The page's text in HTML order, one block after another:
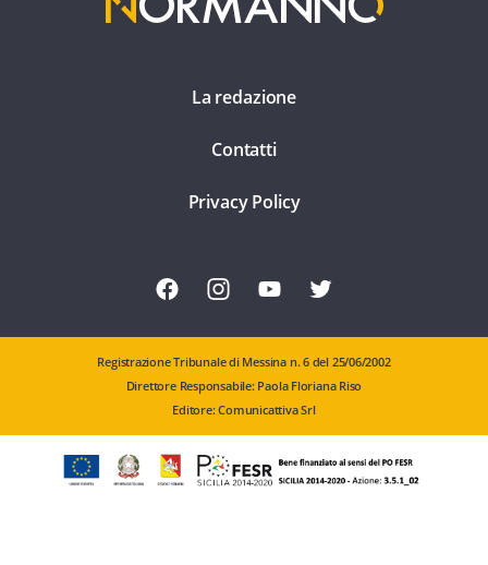
La redazione
Contatti
Privacy Policy
Registrazione Tribunale di Messina n. 6 del 25/06/2002
Direttore Responsabile: Paola Floriana Riso
Editore: Comunicattiva Srl